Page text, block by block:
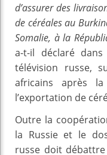
d’assurer des
de céréales au
Somalie, à la
a-t-il déclaré
télévision russe,
africains après
l’exportation de
Outre la
la Russie et le
russe doit